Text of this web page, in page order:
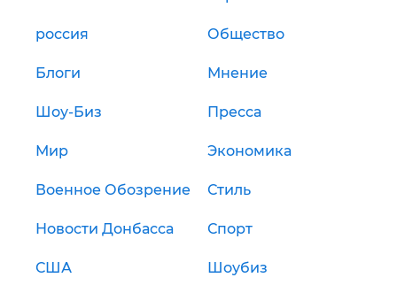
россия Общество
Блоги Мнение
Шоу-Биз Пресса
Мир Экономика
Военное Обозрение Стиль
Новости Донбасса Спорт
США Шоубиз